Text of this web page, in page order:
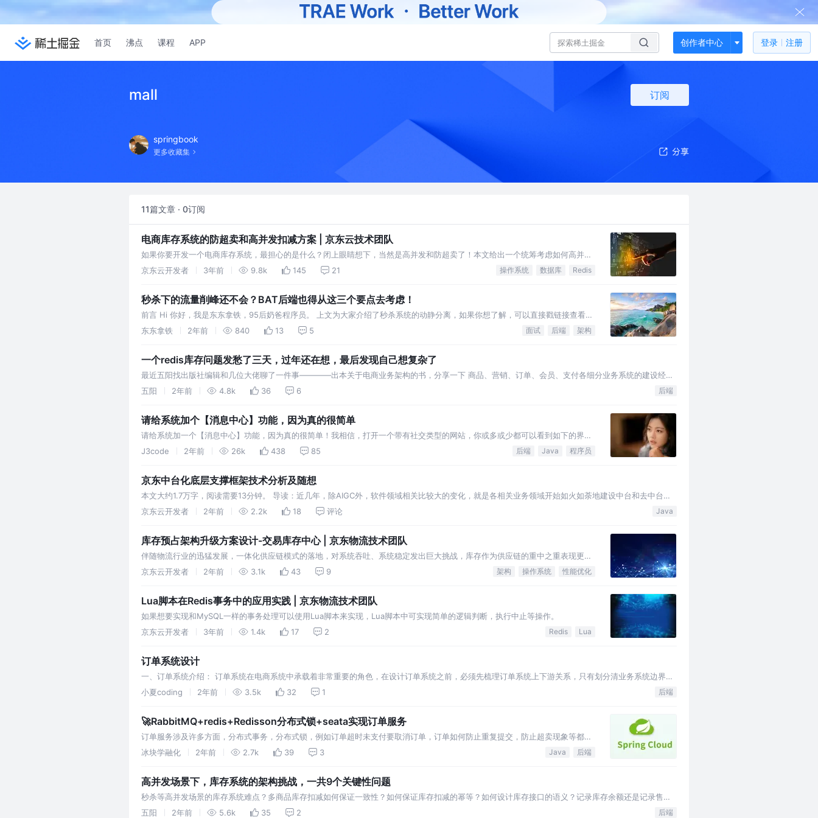
首页 沸点 课程 APP 创作者中心 登录 注册
mall 订阅
springbook
更多收藏集
11篇文章 · 0订阅
电商库存系统的防超卖和高并发扣减方案 | 京东云技术团队
如果你要开发一个电商库存系统，最担心的是什么？闭上眼睛想下，当然是高并发和防超卖了！本文给出一个统筹考虑如何高并发
和防超卖数据准确性的方案。读者可以直接借鉴本设计，或在此基础上做出更切合使用场景的设计
京东云开发者 3年前 9.8k 145 21 操作系统 数据库 Redis
秒杀下的流量削峰还不会？BAT后端也得从这三个要点去考虑！
前言 Hi 你好，我是东东拿铁，95后奶爸程序员。 上文为大家介绍了秒杀系统的动静分离，如果你想了解，可以直接戳链接查看
秒杀系统如何做？秒杀架构系列之“动静分离” 了解完动静分离，我们已经对我们的系
东东拿铁 2年前 840 13 5 面试 后端 架构
一个redis库存问题发愁了三天，过年还在想，最后发现自己想复杂了
最近五阳找出版社编辑和几位大佬聊了一件事————出本关于电商业务架构的书，分享一下 商品、营销、订单、会员、支付各细分业务系统的建设经
验。最后因为法律问
五阳 2年前 4.8k 36 6 后端
请给系统加个【消息中心】功能，因为真的很简单
请给系统加一个【消息中心】功能，因为真的很简单！我相信，打开一个带有社交类型的网站，你或多或少都可以看到如下的界
面： 1）消息提示 2）消息列表 这样 这样 那，这就是我们今天要聊的【消息中心】。
J3code 2年前 26k 438 85 后端 Java 程序员
京东中台化底层支撑框架技术分析及随想
本文大约1.7万字，阅读需要13分钟。 导读：近几年，除AIGC外，软件领域相关比较大的变化，就是各相关业务领域开始如火如荼地建设中台和去中台化
了。本文不探讨中台对公司组织架构涉及的变化和影响，只是从
京东云开发者 2年前 2.2k 18 评论 Java
库存预占架构升级方案设计-交易库存中心 | 京东物流技术团队
伴随物流行业的迅猛发展，一体化供应链模式的落地，对系统吞吐、系统稳定发出巨大挑战，库存作为供应链的重中之重表现更为
明显。
京东云开发者 2年前 3.1k 43 9 架构 操作系统 性能优化
Lua脚本在Redis事务中的应用实践 | 京东物流技术团队
如果想要实现和MySQL一样的事务处理可以使用Lua脚本来实现，Lua脚本中可实现简单的逻辑判断，执行中止等操作。
京东云开发者
3年前 1.4k 17 2 Redis Lua
订单系统设计
一、订单系统介绍： 订单系统在电商系统中承载着非常重要的角色，在设计订单系统之前，必须先梳理订单系统上下游关系，只有划分清业务系统边界，
才能确定订单系统的职责与功能，进而保证各系统之间高效简洁的工作。
小夏coding 2年前 3.5k 32 1 后端
🚀RabbitMQ+redis+Redisson分布式锁+seata实现订单服务
订单服务涉及许多方面，分布式事务，分布式锁，例如订单超时未支付要取消订单，订单如何防止重复提交，防止超卖现象等都会
在这实战内容实现，同时讲解分布式事务和分布式锁的使用及实现原理
冰块学融化 2年前 2.7k 39 3 Java 后端
高并发场景下，库存系统的架构挑战，一共9个关键性问题
秒杀等高并发场景的库存系统难点？多商品库存扣减如何保证一致性？如何保证库存扣减的幂等？如何设计库存接口的语义？记录库存余额还是记录售卖
数量？
五阳 2年前 5.6k 35 2 后端